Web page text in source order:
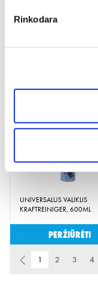
Rinkodara
UNIVERSALUS VALIKLIS
KRAFTREINIGER, 600ML
Peržiūrėti
1 2 3 4